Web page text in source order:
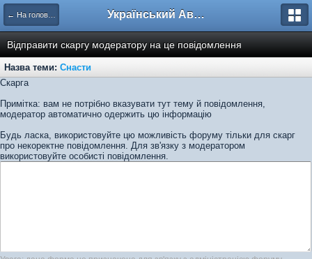
← На головну Український Автоклуб ВАЗ
Відправити скаргу модератору на це повідомлення
Назва теми: Снасти
Скарга
Примітка: вам не потрібно вказувати тут тему й повідомлення,
модератор автоматично одержить цю інформацію
Будь ласка, використовуйте цю можливість форуму тільки для скарг
про некоректне повідомлення. Для зв'язку з модератором
використовуйте особисті повідомлення.